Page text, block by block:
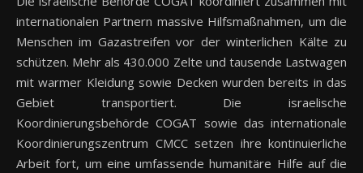
internationalen Partnern massive Hilfsmaßnahmen, um die
Menschen im Gazastreifen vor der winterlichen Kälte zu
schützen. Mehr als 430.000 Zelte und tausende Lastwagen
mit warmer Kleidung sowie Decken wurden bereits in das
Gebiet transportiert. Die israelische
Koordinierungsbehörde COGAT sowie das internationale
Koordinierungszentrum CMCC setzen ihre kontinuierliche
Arbeit fort, um eine umfassende humanitäre Hilfe auf die